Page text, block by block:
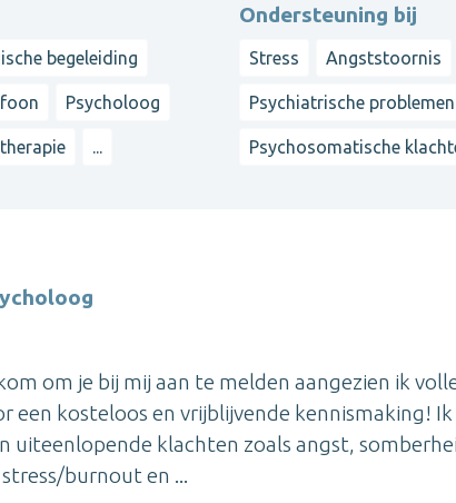
begeleiding
Psycholoog
...
Ondersteuning bij
Stress Angststoornis
Psychiatrische problemen
Psychosomatische
om je bij mij aan te melden aangezien ik
kosteloos en vrijblijvende kennismaking! Ik
uiteenlopende klachten zoals angst,
burnout en ...